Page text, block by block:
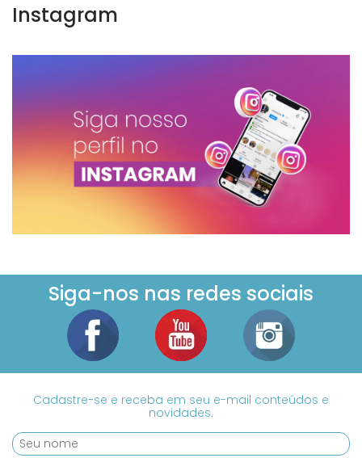
Instagram
Siga-nos nas redes sociais
Cadastre-se e receba em seu e-mail conteúdos e
novidades.